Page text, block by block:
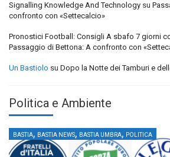
Signalling Knowledge And Technology su
confronto con «Settecalcio»
Pronostici Football: Consigli A sbafo 7 giorni
Passaggio di Bettona: A confronto con
Un Bastiolo su Dopo la Notte dei Tamburi e
Politica e Ambiente
BASTIA, BASTIA NEWS, BASTIA UMBRA, POLITICA